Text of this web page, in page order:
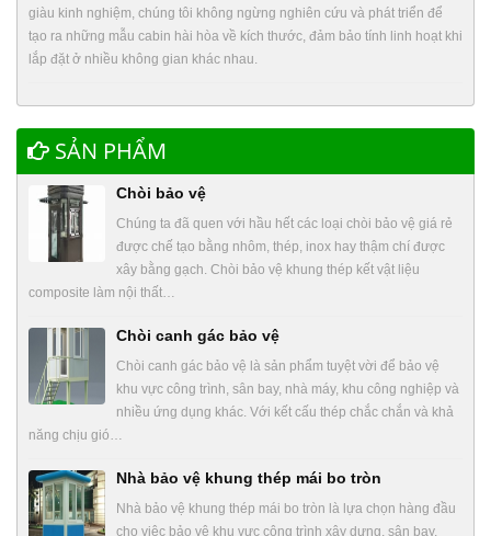
giàu kinh nghiệm, chúng tôi không ngừng nghiên cứu và phát triển để
tạo ra những mẫu cabin hài hòa về kích thước, đảm bảo tính linh hoạt khi
lắp đặt ở nhiều không gian khác nhau.
SẢN PHẨM
Chòi bảo vệ
Chúng ta đã quen với hầu hết các loại chòi bảo vệ giá rẻ
được chế tạo bằng nhôm, thép, inox hay thậm chí được
xây bằng gạch. Chòi bảo vệ khung thép kết vật liệu
composite làm nội thất…
Chòi canh gác bảo vệ
Chòi canh gác bảo vệ là sản phẩm tuyệt vời để bảo vệ
khu vực công trình, sân bay, nhà máy, khu công nghiệp và
nhiều ứng dụng khác. Với kết cấu thép chắc chắn và khả
năng chịu gió…
Nhà bảo vệ khung thép mái bo tròn
Nhà bảo vệ khung thép mái bo tròn là lựa chọn hàng đầu
cho việc bảo vệ khu vực công trình xây dựng, sân bay,